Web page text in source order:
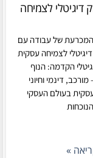
דיגיטלי לצמיחה
של עבודה עם
דיגיטלי לצמיחה עסקית
הקדמה: הנוף
מורכב, דינמי וחיוני
בעולם העסקי
»